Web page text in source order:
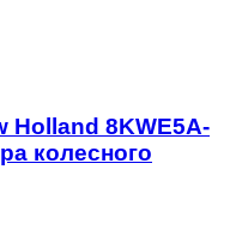
Holland 8KWE5A-
колесного